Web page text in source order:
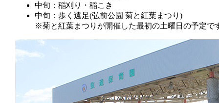
中旬：稲刈り・稲こき
中旬：歩く遠足(弘前公園 菊と紅葉まつり)
※菊と紅葉まつりが開催した最初の土曜日の予定で